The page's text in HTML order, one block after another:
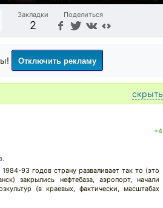
Закладки
2
Поделиться
Отключить рекламу
скрыть
+4
93 годов страну разваливает так то (это
закрылись нефтебаза, аэропорт, начали
(в краевых, фактически, масштабах